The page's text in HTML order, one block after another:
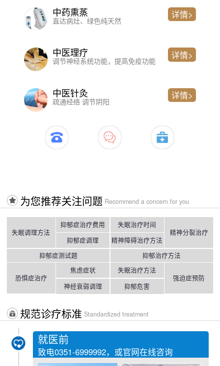
中药熏蒸
直达病灶、绿色纯天然
详情>
中医理疗
调节神经系统功能，提高免疫功能
详情>
中医针灸
疏通经络 调节阴阳
详情>
为您推荐关注问题 Recommend a concern for you
失眠调理方法
抑郁症治疗费用
抑郁症调理
失眠治疗时间
精神障碍治疗方法
精神分裂治疗
抑郁症测试题 抑郁治疗方法
恐惧症治疗
焦虑症状
神经衰弱调理
失眠治疗方法
抑郁危害
强迫症预防
规范诊疗标准 Standardized treatment
就医前
致电0351-6999992，或官网在线咨询